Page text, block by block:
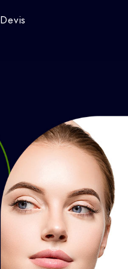
Devis